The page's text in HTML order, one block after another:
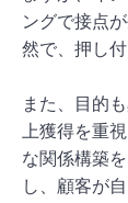
ングで接点
然で、押し
また、目的
上獲得を重
な関係構築
し、顧客が